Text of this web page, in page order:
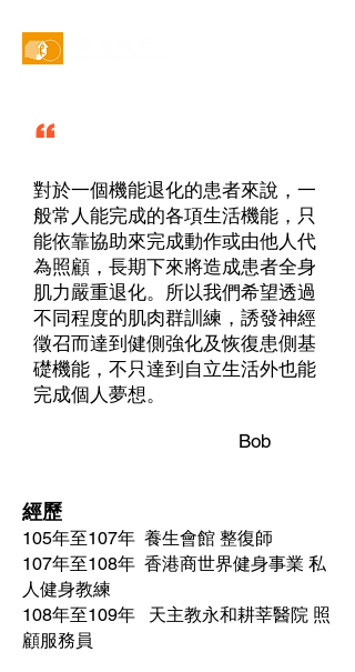
“
對於一個機能退化的患者來說，一
般常人能完成的各項生活機能，只
能依靠協助來完成動作或由他人代
為照顧，長期下來將造成患者全身
肌力嚴重退化。所以我們希望透過
不同程度的肌肉群訓練，誘發神經
徵召而達到健側強化及恢復患側基
礎機能，不只達到自立生活外也能
完成個人夢想。
Bob
經歷
105年至107年 養生會館 整復師
107年至108年 香港商世界健身事業 私
人健身教練
108年至109年 天主教永和耕莘醫院 照
顧服務員